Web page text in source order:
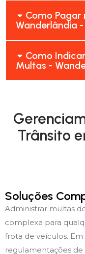
Como Pagar
Wanderlândia
Como
Multas -
Trânsito
Soluções
Administrar multas
complexa para
frota de veículos. Em
regulamentações